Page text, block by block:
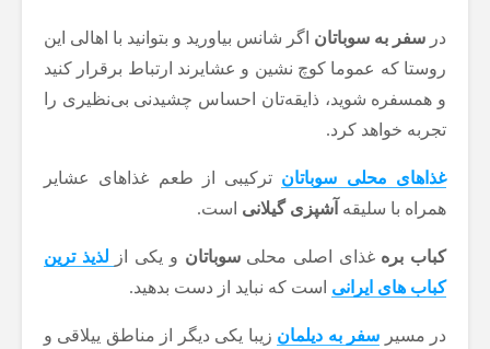
در سفر به سوباتان اگر شانس بیاورید و بتوانید با اهالی این
روستا که عموما کوچ نشین و عشایرند ارتباط برقرار کنید
و همسفره شوید، ذایقه‌تان احساس چشیدنی بی‌نظیری را
تجربه خواهد کرد.
غذاهای محلی سوباتان ترکیبی از طعم غذاهای عشایر
همراه با سلیقه آشپزی گیلانی است.
کباب بره غذای اصلی محلیسوباتان و یکی از
لذیذ ترین
کباب های ایرانی است که نباید از دست بدهید.
در مسیر سفر به دیلمان زیبا یکی دیگر از مناطق ییلاقی و